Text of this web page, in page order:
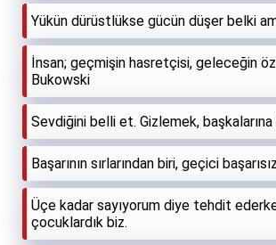
Yükün dürüstlükse gücün düşer belki
İnsan; geçmişin hasretçisi, geleceğin
Bukowski
Sevdiğini belli et. Gizlemek,
Başarının sırlarından biri, geçici
Üçe kadar sayıyorum diye tehdit
çocuklardık biz.